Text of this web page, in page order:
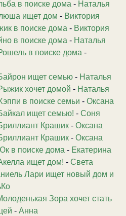
в поиске дома - Наталья
ищет дом - Виктория
в поиске дома - Виктория
в поиске дома - Наталья
в поиске дома -
ищет семью - Наталья
хочет домой - Наталья
в поиске семьи - Оксана
ищет семью! - Соня
Крашик - Оксана
Крашик - Оксана
в поиске дома - Екатерина
ищет дом! - Света
Лари ищет новый дом и
Зора хочет стать
- Анна